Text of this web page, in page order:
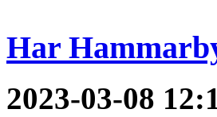
Har
2023-03-08